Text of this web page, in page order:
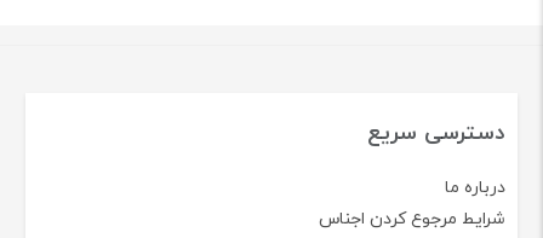
دسترسی سریع
درباره ما
شرایط مرجوع کردن اجناس